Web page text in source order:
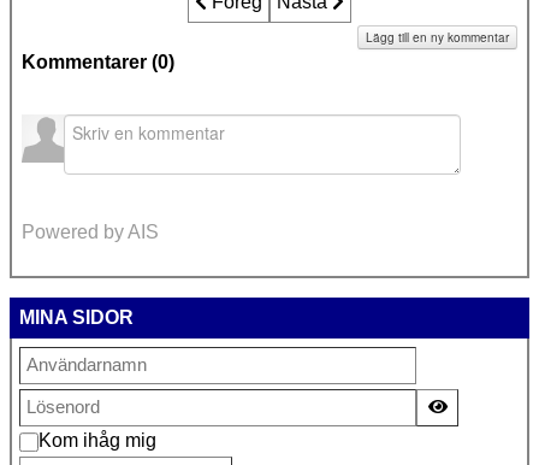
Kommentarer (0)
Lägg till en ny kommentar
Powered by AIS
MINA SIDOR
Kom ihåg mig